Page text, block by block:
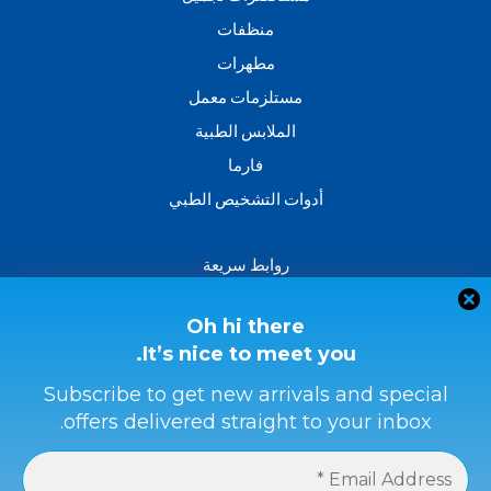
Oh hi there
It’s nice to meet you.
Subscribe to get new arrivals and special
offers delivered straight to your inbox.
منظفات
مطهرات
مستلزمات معمل
الملابس الطبية
فارما
أدوات التشخيص الطبي
روابط سريعة
اتصل بنا
سياسة الاسترداد والاسترجاع
الشروط والأحكام
سياسة الخصوصية